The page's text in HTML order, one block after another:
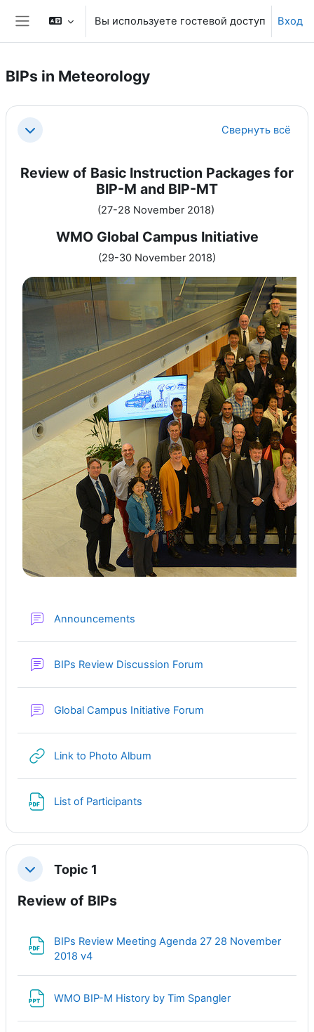
Перейти к основному содержанию
Боковая панель
Вы используете гостевой доступ Вход
BIPs in Meteorology
Section outline
Свернуть Свернуть всё
Review of Basic Instruction Packages for
BIP-M and BIP-MT
(27-28 November 2018)
WMO Global Campus Initiative
(29-30 November 2018)
Announcements
BIPs Review Discussion Forum
Global Campus Initiative Forum
Link to Photo Album
List of Participants
СвернутьTopic 1
Review of BIPs
BIPs Review Meeting Agenda 27 28 November
2018 v4
WMO BIP-M History by Tim Spangler